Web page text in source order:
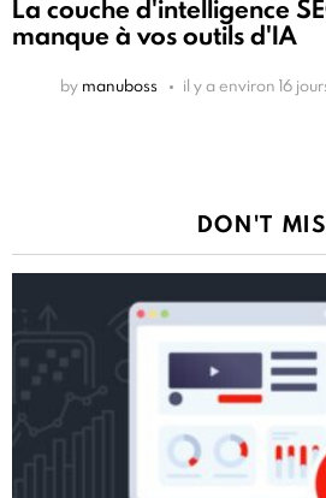
La couche d'intelligence
manque à vos outils d'IA
by manuboss il y a environ 16
DON'T